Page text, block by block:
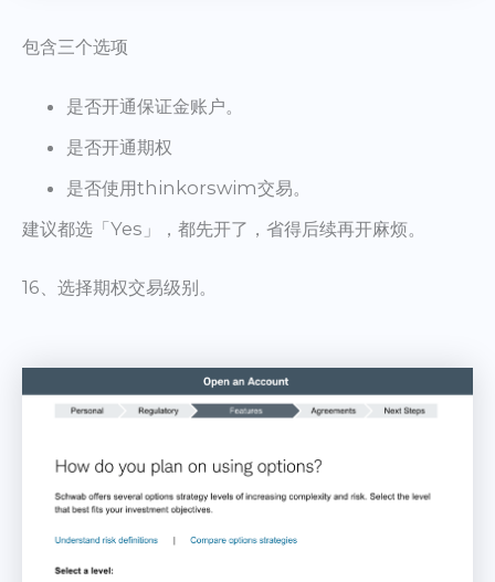
包含三个选项
是否开通保证金账户。
是否开通期权
是否使用thinkorswim交易。
建议都选「Yes」，都先开了，省得后续再开麻烦。
16、选择期权交易级别。